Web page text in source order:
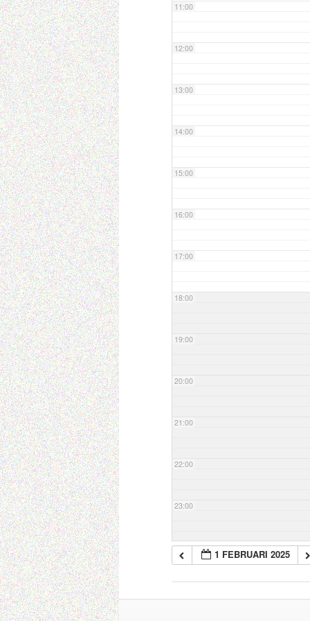
11:00
12:00
13:00
14:00
15:00
16:00
17:00
18:00
19:00
20:00
21:00
22:00
23:00
1 FEBRUARI 2025